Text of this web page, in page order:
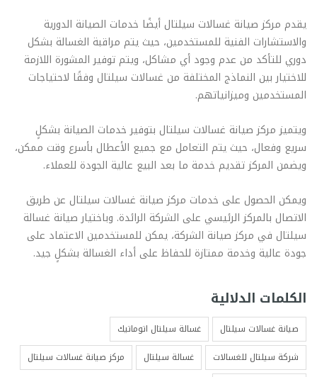
يقدم مركز صيانة غسالات سيلتال أيضًا خدمات الصيانة الدورية
والاستشارات الفنية للمستخدمين، حيث يتم مراقبة الغسالة بشكل
دوري للتأكد من عدم وجود أي مشاكل، ويتم توفير المشورة اللازمة
للاختيار بين النماذج المختلفة من غسالات سيلتال وفقًا لاحتياجات
المستخدمين وميزانياتهم.
ويتميز مركز صيانة غسالات سيلتال بتوفير خدمات الصيانة بشكلٍ
سريع وفعال، حيث يتم التعامل مع جميع الأعطال بأسرع وقت ممكن،
ويضمن المركز تقديم خدمة ما بعد البيع عالية الجودة للعملاء.
ويمكن الحصول على خدمات مركز صيانة غسالات سيلتال عن طريق
الاتصال بالمركز الرئيسي على الشركة الرائدة. وباختيار صيانة غسالة
سيلتال في مركز صيانة الشركة، يمكن للمستخدمين الاعتماد على
جودة عالية وخدمة ممتازة للحفاظ على أداء الغسالة بشكلٍ جيد.
الكلمات الدلالية
صيانة غسالات سيلتال
غسالة سيلتال اتوماتيك
شركة سيلتال للغسالات
غسالة سيلتال
مركز صيانة غسالات سيلتال